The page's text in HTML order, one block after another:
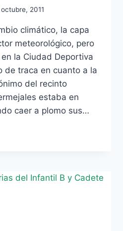
octubre, 2011
climático, la capa
meteorológico, pero
la Ciudad Deportiva
de traca en cuanto a la
del recinto
estaba en
caer a plomo sus…